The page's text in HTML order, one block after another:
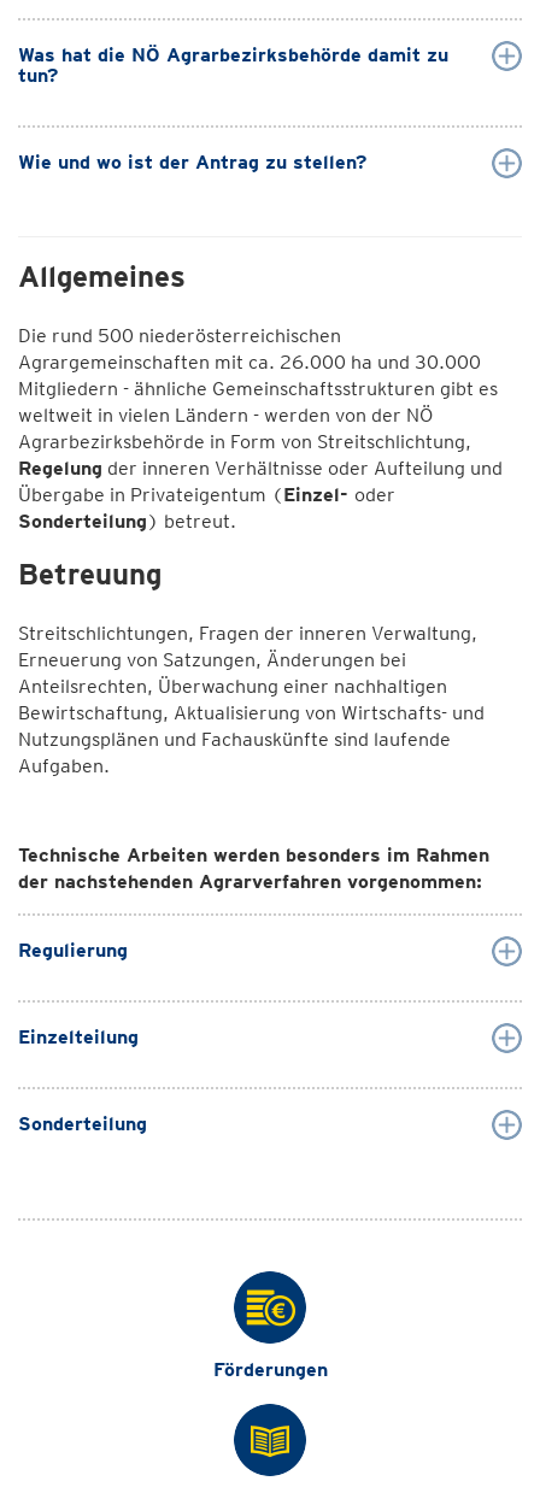
Was hat die NÖ Agrarbezirksbehörde damit zu
tun?
Wie und wo ist der Antrag zu stellen?
Allgemeines
Die rund 500 niederösterreichischen
Agrargemeinschaften mit ca. 26.000 ha und 30.000
Mitgliedern - ähnliche Gemeinschaftsstrukturen gibt es
weltweit in vielen Ländern - werden von der NÖ
Agrarbezirksbehörde in Form von Streitschlichtung,
Regelung der inneren Verhältnisse oder Aufteilung und
Übergabe in Privateigentum (Einzel- oder
Sonderteilung) betreut.
Betreuung
Streitschlichtungen, Fragen der inneren Verwaltung,
Erneuerung von Satzungen, Änderungen bei
Anteilsrechten, Überwachung einer nachhaltigen
Bewirtschaftung, Aktualisierung von Wirtschafts- und
Nutzungsplänen und Fachauskünfte sind laufende
Aufgaben.
Technische Arbeiten werden besonders im Rahmen
der nachstehenden Agrarverfahren vorgenommen:
Regulierung
Einzelteilung
Sonderteilung
Förderungen